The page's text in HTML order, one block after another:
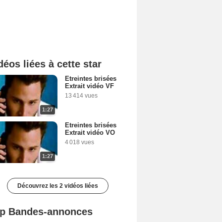
liées à cette star
1:27
Etreintes brisées
Extrait vidéo VF
13 414 vues
1:27
Etreintes brisées
Extrait vidéo VO
4 018 vues
Découvrez les 2 vidéos liées
Bandes-annonces
Spider-Man: Brand New Day Bande-annonce VO STFR L'Odyssée Bande-annonce VO STFR